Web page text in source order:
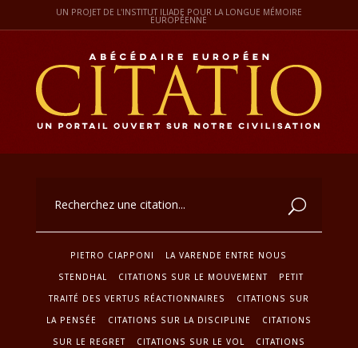
UN PROJET DE L'INSTITUT ILIADE POUR LA LONGUE MÉMOIRE
EUROPÉENNE
PIETRO CIAPPONI
LA VARENDE ENTRE NOUS
STENDHAL
CITATIONS SUR LE MOUVEMENT
PETIT
TRAITÉ DES VERTUS RÉACTIONNAIRES
CITATIONS SUR
LA PENSÉE
CITATIONS SUR LA DISCIPLINE
CITATIONS
SUR LE REGRET
CITATIONS SUR LE VOL
CITATIONS